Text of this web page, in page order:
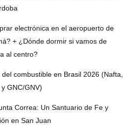
electrónica en el aeropuerto de
+ ¿Dónde dormir si vamos de
al centro?
del combustible en Brasil 2026 (Nafta,
GNC/GNV)
Correa: Un Santuario de Fe y
en San Juan